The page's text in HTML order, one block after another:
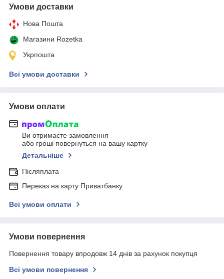
Умови доставки
Нова Пошта
Магазини Rozetka
Укрпошта
Всі умови доставки
Умови оплати
Ви отримаєте замовлення
або гроші повернуться на вашу картку
Детальніше
Післяплата
Переказ на карту Приватбанку
Всі умови оплати
Умови повернення
Повернення товару впродовж 14 днів за рахунок покупця
Всі умови повернення